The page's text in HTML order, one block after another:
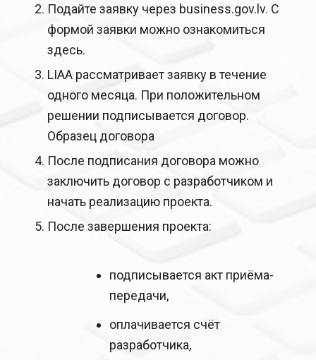
Подайте заявку через business.gov.lv. С
формой заявки можно ознакомиться
здесь.
LIAA рассматривает заявку в течение
одного месяца. При положительном
решении подписывается договор.
Образец договора
После подписания договора можно
заключить договор с разработчиком и
начать реализацию проекта.
После завершения проекта:
подписывается акт приёма-
передачи,
оплачивается счёт
разработчика,